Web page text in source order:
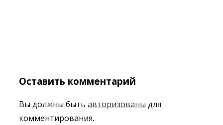
Оставить комментарий
Вы должны быть авторизованы для
комментирования.